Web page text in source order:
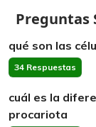
Preguntas
qué son las
34 Respuestas
cuál es la
procariota